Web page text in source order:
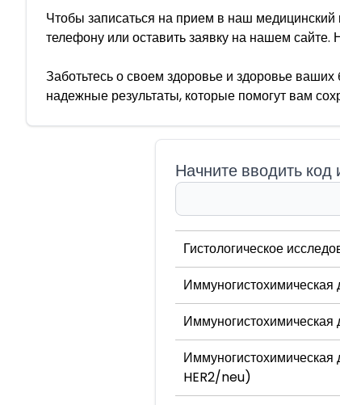
Чтобы записаться на прием в наш
телефону или оставить заявку на нашем
Заботьтесь о своем здоровье и здоровье
надежные результаты, которые помогут вам
Начните вводить
Гистологическое
Иммуногистохимическая
Иммуногистохимическая
Иммуногистохимическая
HER2/neu)